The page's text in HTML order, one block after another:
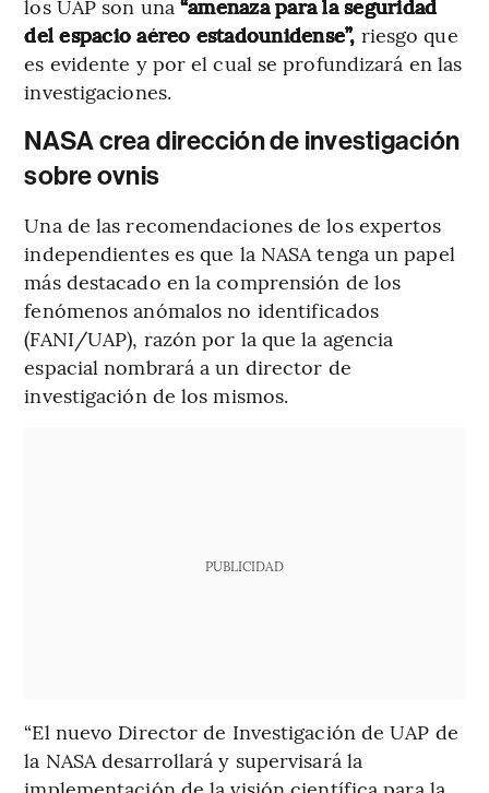
los UAP son una “amenaza para la seguridad
del espacio aéreo estadounidense”, riesgo que
es evidente y por el cual se profundizará en las
investigaciones.
NASA crea dirección de investigación
sobre ovnis
Una de las recomendaciones de los expertos
independientes es que la NASA tenga un papel
más destacado en la comprensión de los
fenómenos anómalos no identificados
(FANI/UAP), razón por la que la agencia
espacial nombrará a un director de
investigación de los mismos.
PUBLICIDAD
“El nuevo Director de Investigación de UAP de
la NASA desarrollará y supervisará la